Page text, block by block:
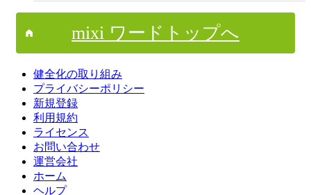
mixi ワードトップへ
健全化の取り組み
プライバシーポリシー
新規登録
利用規約
ライセンス
お問い合わせ
運営会社
ホーム
ヘルプ